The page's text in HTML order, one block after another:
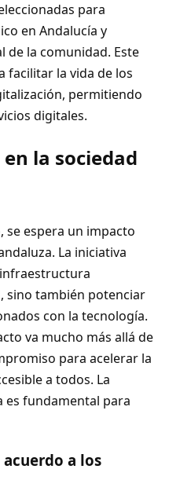
para
en Andalucía y
la comunidad. Este
facilitar la vida de los
permitiendo
digitales.
la sociedad
se espera un impacto
La iniciativa
sino también potenciar
con la tecnología.
va mucho más allá de
para acelerar la
a todos. La
es fundamental para
a los